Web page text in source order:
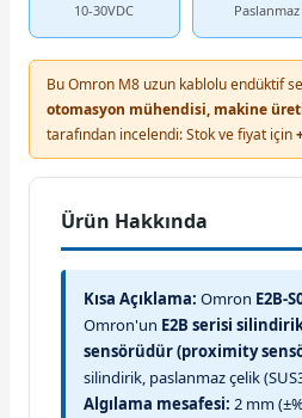
10-30VDC Paslanmaz
Bu Omron M8 uzun kablolu endüktif
otomasyon mühendisi, makine
tarafından incelendi: Stok ve fiyat için
Ürün Hakkında
Kısa Açıklama: Omron E2B-
Omron'un E2B serisi
sensörüdür (proximity
silindirik, paslanmaz çelik
Algılama mesafesi: 2 mm